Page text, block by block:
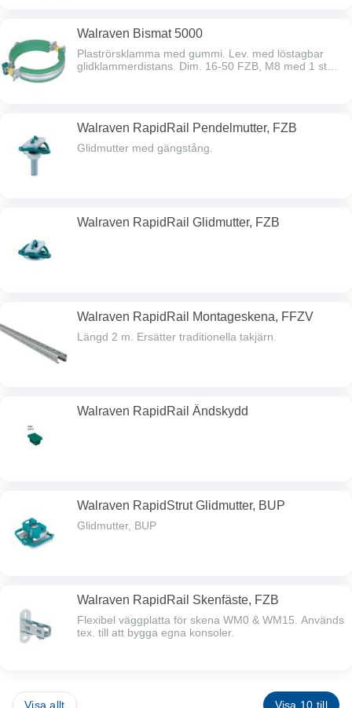
Walraven Bismat 5000
Plaströrsklamma med gummi. Lev. med löstagbar
glidklammerdistans. Dim. 16-50 FZB, M8 med 1 st
Walraven RapidRail Pendelmutter, FZB
Glidmutter med gängstång.
Walraven RapidRail Glidmutter, FZB
Walraven RapidRail Montageskena, FFZV
Längd 2 m. Ersätter traditionella takjärn.
Walraven RapidRail Ändskydd
Walraven RapidStrut Glidmutter, BUP
Glidmutter, BUP
Walraven RapidRail Skenfäste, FZB
Flexibel väggplatta för skena WM0 & WM15. Används
tex. till att bygga egna konsoler.
Visa allt Visa 10 till